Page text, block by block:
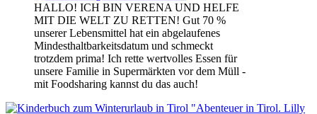
HALLO! ICH BIN VERENA UND HELFE
MIT DIE WELT ZU RETTEN! Gut 70 %
unserer Lebensmittel hat ein abgelaufenes
Mindesthaltbarkeitsdatum und schmeckt
trotzdem prima! Ich rette wertvolles Essen für
unsere Familie in Supermärkten vor dem Müll -
mit Foodsharing kannst du das auch!